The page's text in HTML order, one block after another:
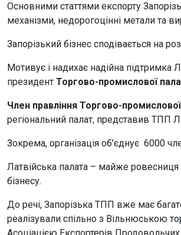
Основними статтями експорту
механізми, недорогоцінні метали та
Запорізький бізнес сподівається на
Мотивує і надихає надійна підтримка
президент Торгово-промислової
Член правління Торгово-промислової
регіональний палат, представив ТПП
Зокрема, організація об’єднує 6000
Латвійська палата – майже ровесниця
бізнесу.
До речі, Запорізька ТПП вже має
реалізували спільно з Вільнюською